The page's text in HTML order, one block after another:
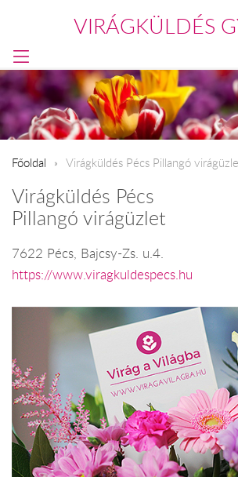
VIRÁGKÜLDÉS
Főoldal Virágküldés Pécs Pillangó
Virágküldés Pécs
Pillangó virágüzlet
7622 Pécs, Bajcsy-Zs. u.4.
https://www.viragkuldespecs.hu